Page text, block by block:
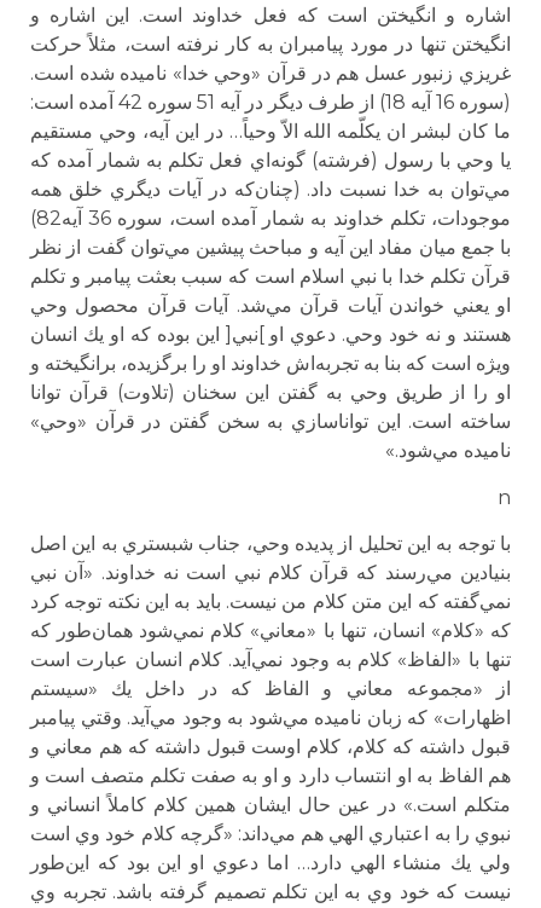
اشاره و انگيختن است كه فعل خداوند است. اين اشاره و
انگيختن تنها در مورد پيامبران به كار نرفته است، مثلاً حركت
غريزي زنبور عسل هم در قرآن «وحي خدا» ناميده شده است.
(سوره 16 آيه 18) از طرف ديگر در آيه 51 سوره 42 آمده است:
ما كان لبشر ان يكلّمه الله الاّ وحياً… در اين آيه، وحي مستقيم
يا وحي با رسول (فرشته) گونه‌اي فعل تكلم به شمار آمده كه
مي‌توان به خدا نسبت داد. (چنان‌كه در آيات ديگري خلق همه
موجودات، تكلم خداوند به شمار آمده است، سوره 36 آيه82)
با جمع ميان مفاد اين آيه و مباحث پيشين مي‌توان گفت از نظر
قرآن تكلم خدا با نبي اسلام است كه سبب بعثت پيامبر و تكلم
او يعني خواندن آيات قرآن مي‌شد. آيات قرآن محصول وحي
هستند و نه خود وحي. دعوي او ]نبي[ اين بوده كه او يك انسان
ويژه است كه بنا به تجربه‌اش خداوند او را برگزيده، برانگيخته و
او را از طريق وحي به گفتن اين سخنان (تلاوت) قرآن توانا
ساخته است. اين تواناسازي به سخن گفتن در قرآن «وحي»
ناميده مي‌شود.»
n
با توجه به اين تحليل از پديده وحي، جناب شبستري به اين اصل
بنيادين مي‌رسند كه قرآن كلام نبي است نه خداوند. «آن نبي
نمي‌گفته كه اين متن كلام من نيست. بايد به اين نكته توجه كرد
كه «كلام» انسان،‌ تنها با «معاني» كلام نمي‌شود همان‌طور كه
تنها با «الفاظ» كلام به وجود نمي‌آيد. كلام انسان عبارت است
از «مجموعه معاني و الفاظ كه در داخل يك «سيستم
اظهارات» كه زبان ناميده مي‌شود به وجود مي‌آيد. وقتي پيامبر
قبول داشته كه كلام، كلام اوست قبول داشته كه هم معاني و
هم الفاظ به او انتساب دارد و او به صفت تكلم متصف است و
متكلم است.» در عين حال ايشان همين كلام كاملاً انساني و
نبوي را به اعتباري الهي هم مي‌داند: «گرچه كلام خود وي است
ولي يك منشاء الهي دارد… اما دعوي او اين بود كه اين‌طور
نيست كه خود وي به اين تكلم تصميم گرفته باشد. تجربه وي